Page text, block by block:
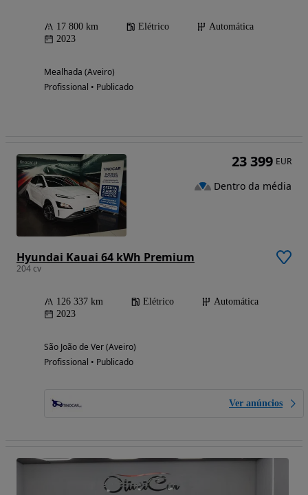
17 800 km Elétrico
Automática
2023
Mealhada (Aveiro)
Profissional • Publicado
Hyundai Kauai 64 kWh Premium
204 cv
126 337 km Elétrico
Automática
2023
São João de Ver (Aveiro)
Profissional • Publicado
Ver anúncios
23 399 EUR
Dentro da média